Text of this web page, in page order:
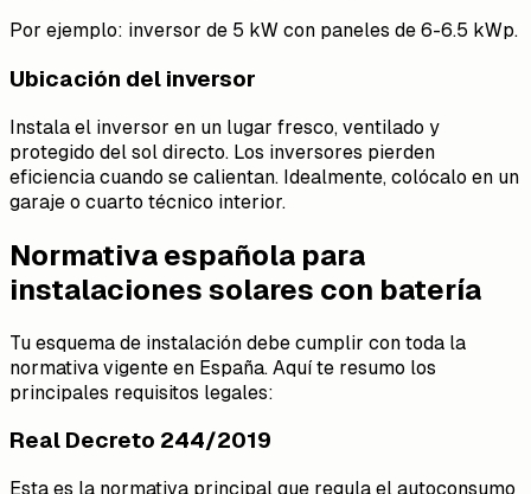
Por ejemplo: inversor de 5 kW con paneles de 6-6.5 kWp.
Ubicación del inversor
Instala el inversor en un lugar fresco, ventilado y
protegido del sol directo. Los inversores pierden
eficiencia cuando se calientan. Idealmente, colócalo en un
garaje o cuarto técnico interior.
Normativa española para
instalaciones solares con batería
Tu esquema de instalación debe cumplir con toda la
normativa vigente en España. Aquí te resumo los
principales requisitos legales:
Real Decreto 244/2019
Esta es la normativa principal que regula el autoconsumo